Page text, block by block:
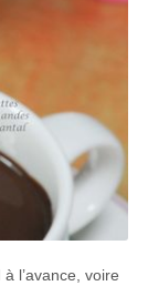
l’avance, voire